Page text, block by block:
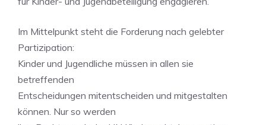
Im Mittelpunkt steht die Forderung nach gelebter
Partizipation:
Kinder und Jugendliche müssen in allen sie
betreffenden
Entscheidungen mitentscheiden und mitgestalten
können. Nur so werden